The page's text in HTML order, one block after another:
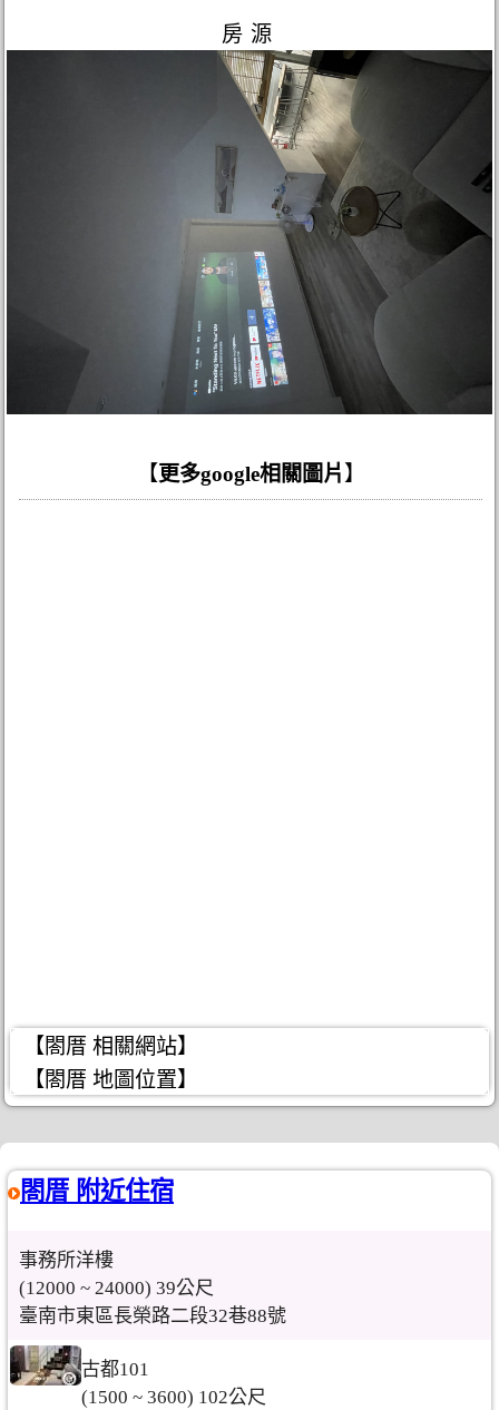
房源
【更多google相關圖片】
【閤厝 相關網站】
【閤厝 地圖位置】
閤厝 附近住宿
事務所洋樓
(12000 ~ 24000) 39公尺
臺南市東區長榮路二段32巷88號
古都101
(1500 ~ 3600) 102公尺